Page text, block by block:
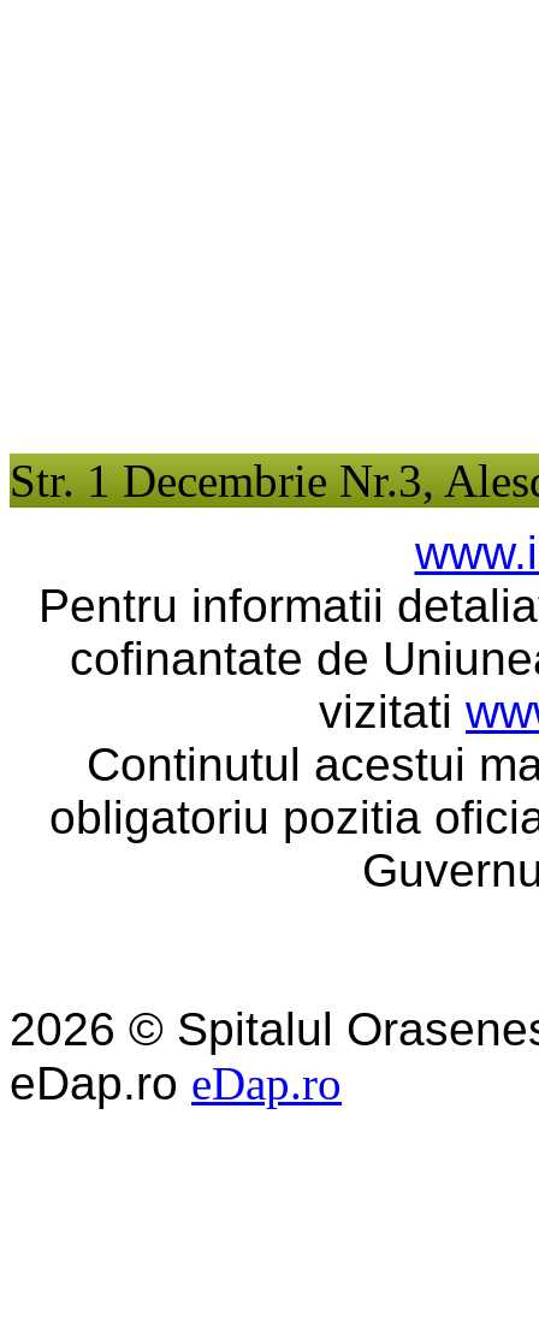
Str. 1 Decembrie Nr.3,
Pentru informatii
cofinantate de
vizitati
Continutul acestui
obligatoriu pozitia
2026 © Spitalul
eDap.ro eDap.ro